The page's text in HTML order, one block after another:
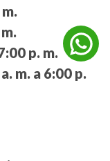
p. m.
m. a 6:00 p.